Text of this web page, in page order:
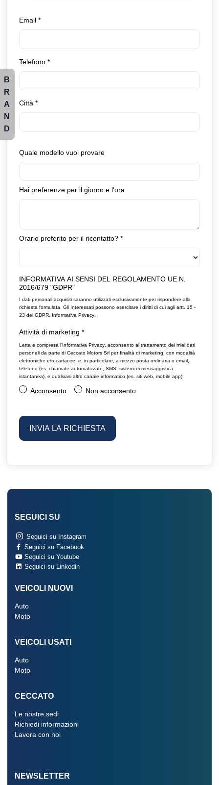
Email *
Telefono *
Città *
Quale modello vuoi provare
Hai preferenze per il giorno e l'ora
Orario preferito per il ricontatto? *
INFORMATIVA AI SENSI DEL REGOLAMENTO UE N.
2016/679 "GDPR"
I dati personali acquisiti saranno utilizzati esclusivamente per rispondere alla
richiesta formulata. Gli Interessati possono esercitare i diritti di cui agli artt. 15 -
23 del GDPR. Informativa Privacy
Attività di marketing *
Letta e compresa l’Informativa Privacy , acconsento al trattamento dei miei dati
personali da parte di Ceccato Motors Srl per finalità di marketing, con modalità
elettroniche e/o cartacee, e, in particolare, a mezzo posta ordinaria o email,
telefono (es. chiamate automatizzate, SMS, sistemi di messaggistica
istantanea), e qualsiasi altro canale informatico (es. siti web, mobile app).
Acconsento Non acconsento
SEGUICI SU
Seguici su Instagram
Seguici su Facebook
Seguici su Youtube
Seguici su Linkedin
VEICOLI NUOVI
Auto
Moto
VEICOLI USATI
Auto
Moto
CECCATO
Le nostre sedi
Richiedi informazioni
Lavora con noi
NEWSLETTER
B
R
A
N
D